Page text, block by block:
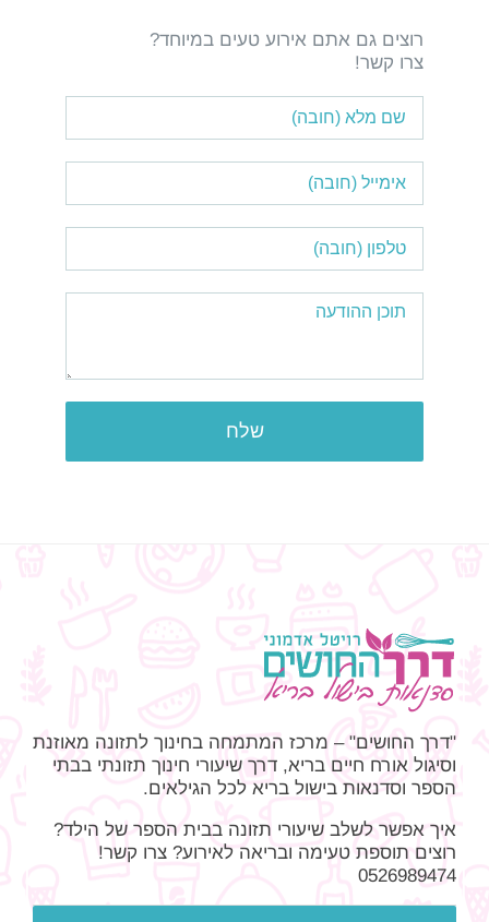
רוצים גם אתם אירוע טעים במיוחד?
צרו קשר!
"דרך החושים" – מרכז המתמחה בחינוך לתזונה מאוזנת
וסיגול אורח חיים בריא, דרך שיעורי חינוך תזונתי בבתי
הספר וסדנאות בישול בריא לכל הגילאים.
איך אפשר לשלב שיעורי תזונה בבית הספר של הילד?
רוצים תוספת טעימה ובריאה לאירוע? צרו קשר!
0526989474